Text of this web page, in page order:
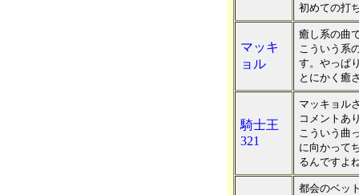
初めての打
マッキ
ョル
癒し系の曲
こういう系
す。やっぱ
とにかく癒
騎士王
321
マッキョル
コメントあ
こういう曲
に向かって
るんですよ
都会のベッ